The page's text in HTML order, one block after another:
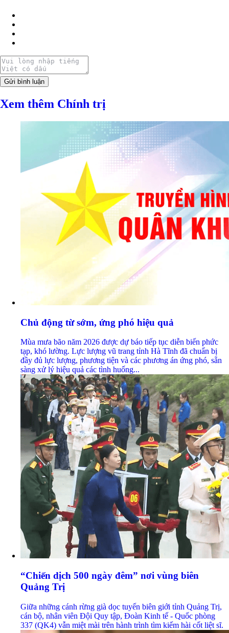
Gửi bình luận
Xem thêm Chính trị
Chủ động từ sớm, ứng phó hiệu quả
Mùa mưa bão năm 2026 được dự báo tiếp tục diễn biến phức
tạp, khó lường. Lực lượng vũ trang tỉnh Hà Tĩnh đã chuẩn bị
đầy đủ lực lượng, phương tiện và các phương án ứng phó, sẵn
sàng xử lý hiệu quả các tình huống...
“Chiến dịch 500 ngày đêm” nơi vùng biên
Quảng Trị
Giữa những cánh rừng già dọc tuyến biên giới tỉnh Quảng Trị,
cán bộ, nhân viên Đội Quy tập, Đoàn Kinh tế - Quốc phòng
337 (QK4) vẫn miệt mài trên hành trình tìm kiếm hài cốt liệt sĩ.